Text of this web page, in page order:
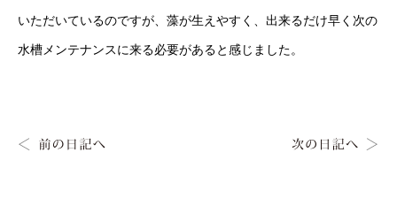
いただいているのですが、藻が生えやすく、出来るだけ早く次の
水槽メンテナンスに来る必要があると感じました。